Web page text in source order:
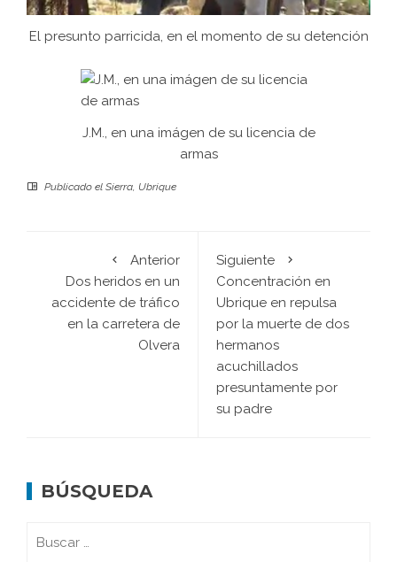
El presunto parricida, en el momento de su detención
J.M., en una imágen de su licencia de
armas
Publicado el Sierra, Ubrique
Anterior
Dos heridos en un
accidente de tráfico
en la carretera de
Olvera
Siguiente
Concentración en
Ubrique en repulsa
por la muerte de dos
hermanos
acuchillados
presuntamente por
su padre
BÚSQUEDA